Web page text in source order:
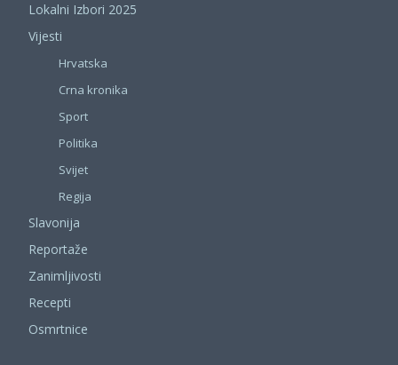
Lokalni Izbori 2025
Vijesti
Hrvatska
Crna kronika
Sport
Politika
Svijet
Regija
Slavonija
Reportaže
Zanimljivosti
Recepti
Osmrtnice